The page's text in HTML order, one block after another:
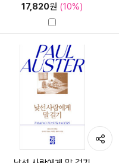
17,820원 (10%)